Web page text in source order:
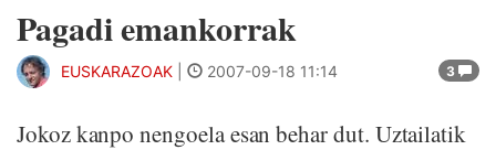
Pagadi emankorrak
3
EUSKARAZOAK 2007-09-18 11:14
Jokoz kanpo nengoela esan behar dut. Uztailatik